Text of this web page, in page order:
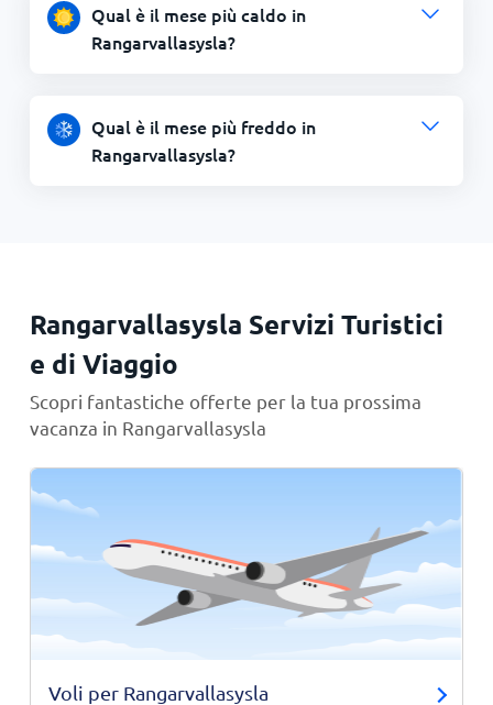
Qual è il mese più caldo in
Rangarvallasysla?
Qual è il mese più freddo in
Rangarvallasysla?
Rangarvallasysla Servizi Turistici
e di Viaggio
Scopri fantastiche offerte per la tua prossima
vacanza in Rangarvallasysla
Voli per Rangarvallasysla